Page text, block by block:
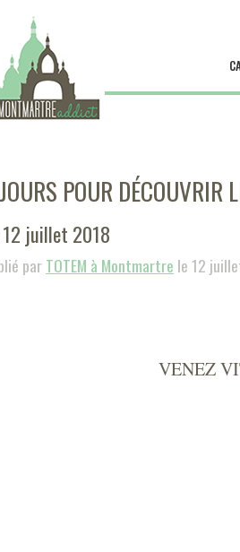
POUR DÉCOUVRIR
12 juillet 2018
parTOTEM à Montmartre le 12
VENEZ